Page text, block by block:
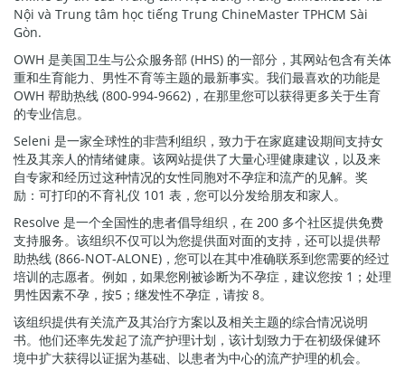
Nội và Trung tâm học tiếng Trung ChineMaster TPHCM Sài
Gòn.
OWH 是美国卫生与公众服务部 (HHS) 的一部分，其网站包含有关体
重和生育能力、男性不育等主题的最新事实。我们最喜欢的功能是
OWH 帮助热线 (800-994-9662)，在那里您可以获得更多关于生育
的专业信息。
Seleni 是一家全球性的非营利组织，致力于在家庭建设期间支持女
性及其亲人的情绪健康。该网站提供了大量心理健康建议，以及来
自专家和经历过这种情况的女性同胞对不孕症和流产的见解。奖
励：可打印的不育礼仪 101 表，您可以分发给朋友和家人。
Resolve 是一个全国性的患者倡导组织，在 200 多个社区提供免费
支持服务。该组织不仅可以为您提供面对面的支持，还可以提供帮
助热线 (866-NOT-ALONE)，您可以在其中准确联系到您需要的经过
培训的志愿者。例如，如果您刚被诊断为不孕症，建议您按 1；处理
男性因素不孕，按5；继发性不孕症，请按 8。
该组织提供有关流产及其治疗方案以及相关主题的综合情况说明
书。他们还率先发起了流产护理计划，该计划致力于在初级保健环
境中扩大获得以证据为基础、以患者为中心的流产护理的机会。